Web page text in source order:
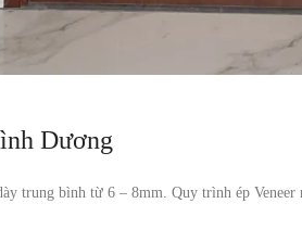
Dương
trung bình từ 6 – 8mm. Quy trình ép